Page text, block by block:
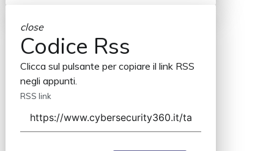
close
Codice Rss
Clicca sul pulsante per copiare il link RSS
negli appunti.
RSS link